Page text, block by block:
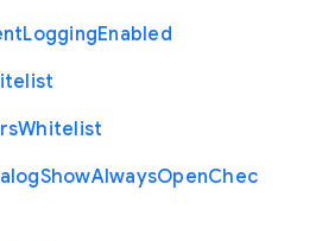
LoggingEnabled
Whitelist
ShowAlwaysOpenChec